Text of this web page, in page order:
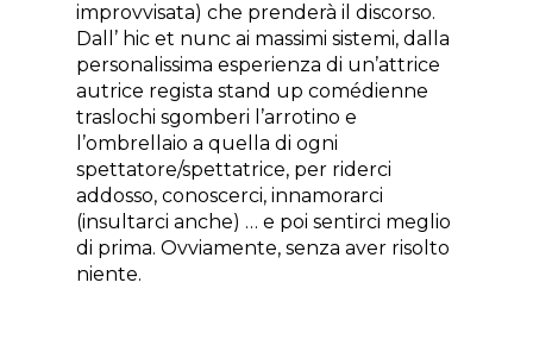
improvvisata) che prenderà il discorso.
Dall’ hic et nunc ai massimi sistemi, dalla
personalissima esperienza di un’attrice
autrice regista stand up comédienne
traslochi sgomberi l’arrotino e
l’ombrellaio a quella di ogni
spettatore/spettatrice, per riderci
addosso, conoscerci, innamorarci
(insultarci anche) … e poi sentirci meglio
di prima. Ovviamente, senza aver risolto
niente.